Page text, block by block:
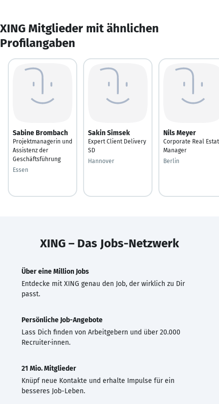
XING Mitglieder mit ähnlichen
Profilangaben
Sabine Brombach
Projektmanagerin und
Assistenz der
Geschäftsführung
Essen
Sakin Simsek
Expert Client Delivery
SD
Hannover
Nils Meyer
Corporate Real
Manager
Berlin
XING – Das Jobs-Netzwerk
Über eine Million Jobs
Entdecke mit XING genau den Job, der wirklich zu Dir
passt.
Persönliche Job-Angebote
Lass Dich finden von Arbeitgebern und über 20.000
Recruiter·innen.
21 Mio. Mitglieder
Knüpf neue Kontakte und erhalte Impulse für ein
besseres Job-Leben.